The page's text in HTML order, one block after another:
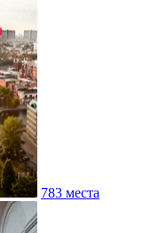
783 места